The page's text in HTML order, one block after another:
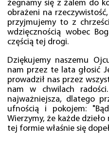
żegnamy się z żalem do
obrażeni na
przyjmujemy to z
wdzięcznością wobec
częścią tej drogi.
Dziękujemy naszemu
nam przez te lata głosić
prowadził nas przez
nam w chwilach
najważniejsza, dlatego
ufnością i pokojem:
Wierzymy, że każde
tej formie właśnie się